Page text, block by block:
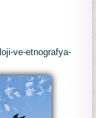
ve-etnografya-